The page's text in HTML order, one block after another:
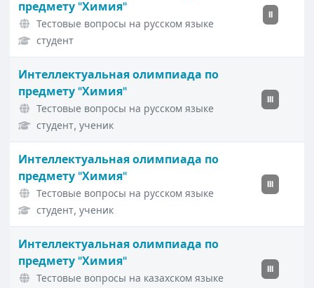
предмету "Химия"
Тестовые вопросы на русском языке
студент
II
Интеллектуальная олимпиада по
предмету "Химия"
Тестовые вопросы на русском языке
студент, ученик
III
Интеллектуальная олимпиада по
предмету "Химия"
Тестовые вопросы на русском языке
студент, ученик
III
Интеллектуальная олимпиада по
предмету "Химия"
Тестовые вопросы на казахском языке
III